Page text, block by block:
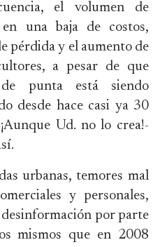
el volumen de
una baja de costos,
pérdida y el aumento de
a pesar de que
de punta está siendo
desde hace casi ya 30
Ud. no lo crea!-
urbanas, temores mal
y personales,
desinformación por parte
mismos que en 2008